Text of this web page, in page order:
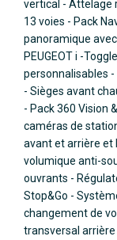
vertical - Attelage
13 voies - Pack
panoramique
PEUGEOT i -
personnalisables
- Sièges avant
- Pack 360 Vision
caméras de
avant et arrière
volumique anti-
ouvrants -
Stop&Go -
changement de
transversal